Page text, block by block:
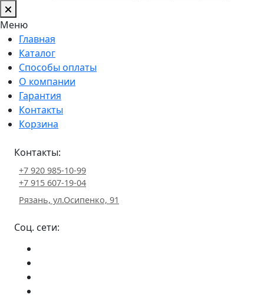
Меню
Главная
Каталог
Способы оплаты
О компании
Гарантия
Контакты
Корзина
Контакты:
+7 920 985-10-99
+7 915 607-19-04
Рязань, ул.Осипенко, 91
Соц. сети: